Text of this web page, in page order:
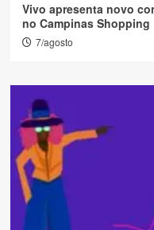
Vivo apresenta novo
no Campinas Shopping
7/agosto